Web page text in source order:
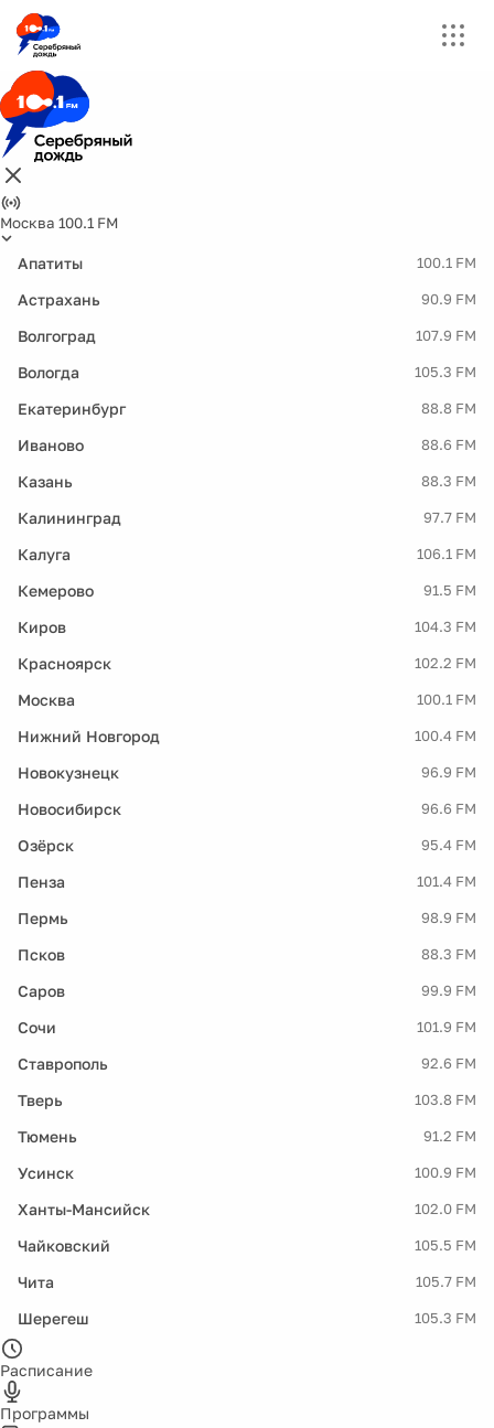
Москва 100.1 FM
Апатиты 100.1 FM
Астрахань 90.9 FM
Волгоград 107.9 FM
Вологда 105.3 FM
Екатеринбург 88.8 FM
Иваново 88.6 FM
Казань 88.3 FM
Калининград 97.7 FM
Калуга 106.1 FM
Кемерово 91.5 FM
Киров 104.3 FM
Красноярск 102.2 FM
Москва 100.1 FM
Нижний Новгород 100.4 FM
Новокузнецк 96.9 FM
Новосибирск 96.6 FM
Озёрск 95.4 FM
Пенза 101.4 FM
Пермь 98.9 FM
Псков 88.3 FM
Саров 99.9 FM
Сочи 101.9 FM
Ставрополь 92.6 FM
Тверь 103.8 FM
Тюмень 91.2 FM
Усинск 100.9 FM
Ханты-Мансийск 102.0 FM
Чайковский 105.5 FM
Чита 105.7 FM
Шерегеш 105.3 FM
Расписание
Программы